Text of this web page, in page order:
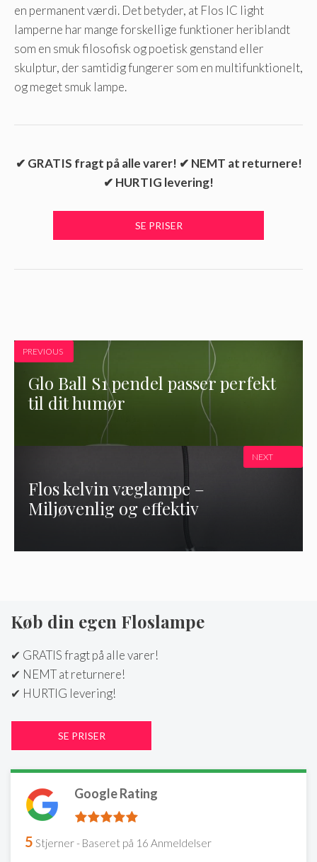
en permanent værdi. Det betyder, at Flos IC light
lamperne har mange forskellige funktioner heriblandt
som en smuk filosofisk og poetisk genstand eller
skulptur, der samtidig fungerer som en multifunktionelt,
og meget smuk lampe.
✔ GRATIS fragt på alle varer! ✔ NEMT at returnere!
✔ HURTIG levering!
PREVIOUS
Glo Ball S1 pendel passer perfekt
til dit humør
Flos kelvin væglampe –
Miljøvenlig og effektiv
NEXT
Køb din egen Floslampe
✔ GRATIS fragt på alle varer!
✔ NEMT at returnere!
✔ HURTIG levering!
Google Rating
5 Stjerner - Baseret på 16 Anmeldelser